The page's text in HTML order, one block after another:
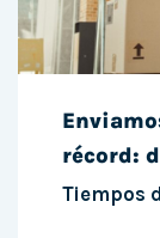
récord:
Tiempos